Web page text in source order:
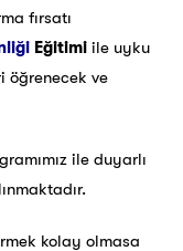
fırsatı
Eğitimi ile uyku
öğrenecek ve
ile duyarlı
kolay olmasa